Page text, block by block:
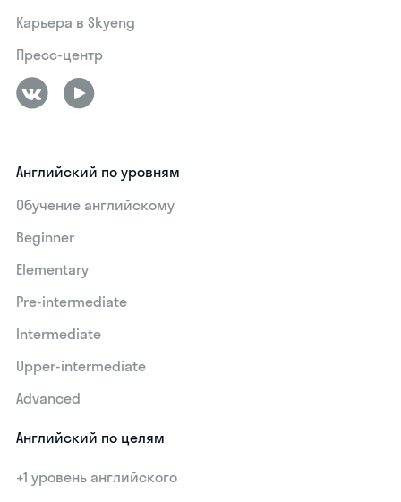
Карьера в Skyeng
Пресс-центр
Английский по уровням
Обучение английскому
Beginner
Elementary
Pre-intermediate
Intermediate
Upper-intermediate
Advanced
Английский по целям
+1 уровень английского